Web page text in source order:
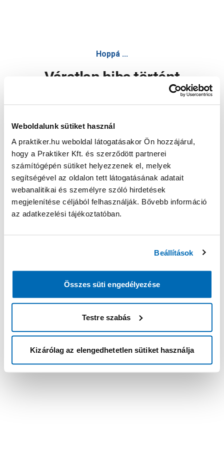
Weboldalunk sütiket használ
A praktiker.hu weboldal látogatásakor Ön hozzájárul,
hogy a Praktiker Kft. és szerződött partnerei
számítógépén sütiket helyezzenek el, melyek
segítségével az oldalon tett látogatásának adatait
webanalitikai és személyre szóló hirdetések
megjelenítése céljából felhasználják. Bővebb információ
az adatkezelési tájékoztatóban.
Beállítások
Összes süti engedélyezése
Testre szabás
Kizárólag az elengedhetetlen sütiket használja
Hoppá ...
Váratlan hiba történt
Oldal újratöltése